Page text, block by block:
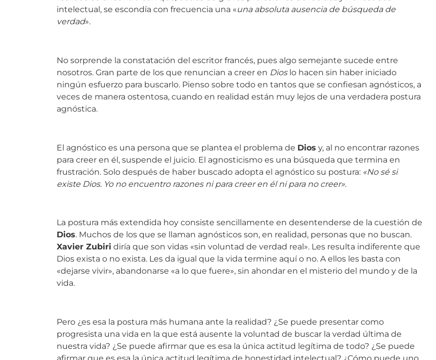
intelectual, se escondía con frecuencia una «
una absoluta ausencia de búsqueda de
verdad».
No sorprende la constatación del escritor francés, pues algo semejante sucede entre
nosotros. Gran parte de los que renuncian a creer en Dioslo hacen sin haber iniciado
ningún esfuerzo para buscarlo. Pienso sobre todo en tantos que se confiesan agnósticos, a
veces de manera ostentosa, cuando en realidad están muy lejos de una verdadera postura
agnóstica.
El agnóstico es una persona que se plantea el problema de Dios
y, al no encontrar razones
para creer en él, suspende el juicio. El agnosticismo es una búsqueda que termina en
frustración. Solo después de haber buscado adopta el agnóstico su postura:
«No sé si
existe Dios. Yo no encuentro razones ni para creer en él ni para no creer»
La postura más extendida hoy consiste sencillamente en desentenderse de la cuestión de
Dios . Muchos de los que se llaman agnósticos son, en realidad, personas que no buscan.
Xavier Zubiri diría que son vidas «sin voluntad de verdad real». Les resulta indiferente que
Dios exista o no exista. Les da igual que la vida termine aquí o no. A ellos les basta con
«dejarse vivir», abandonarse «a lo que fuere», sin ahondar en el misterio del mundo y de la
vida.
Pero ¿es esa la postura más humana ante la realidad? ¿Se puede presentar como
progresista una vida en la que está ausente la voluntad de buscar la verdad última de
nuestra vida? ¿Se puede afirmar que es esa la única actitud legítima de todo? ¿Se puede
afirmar que es esa la única actitud legítima de honestidad intelectual? ¿Cómo puede uno